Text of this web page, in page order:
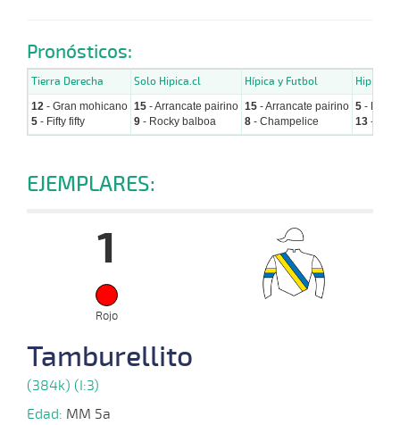
Pronósticos:
Tierra Derecha Solo Hipica.cl Hípica y Futbol
12 - Gran mohicano
5 - Fifty fifty
15 - Arrancate pairino
9 - Rocky balboa
15 - Arrancate pairino
8 - Champelice
5 - Fifty
13 -
EJEMPLARES:
1
Rojo
Tamburellito
(384k) (I:3)
Edad: MM 5a